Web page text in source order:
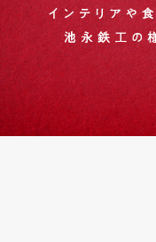
YouTube SWAN
インスタグラム